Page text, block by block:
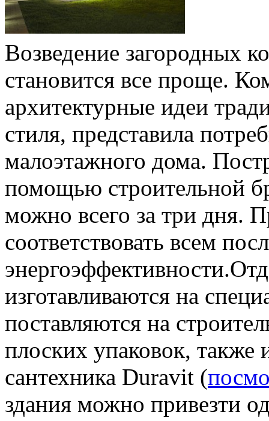
Возведение загородных
становится все проще.
архитектурные идеи
стиля, представила
малоэтажного дома.
помощью строительной
можно всего за три дня.
соответствовать всем
энергоэффективности.
изготавливаются на
поставляются на
плоских упаковок, также
сантехника Duravit (
здания можно привезти